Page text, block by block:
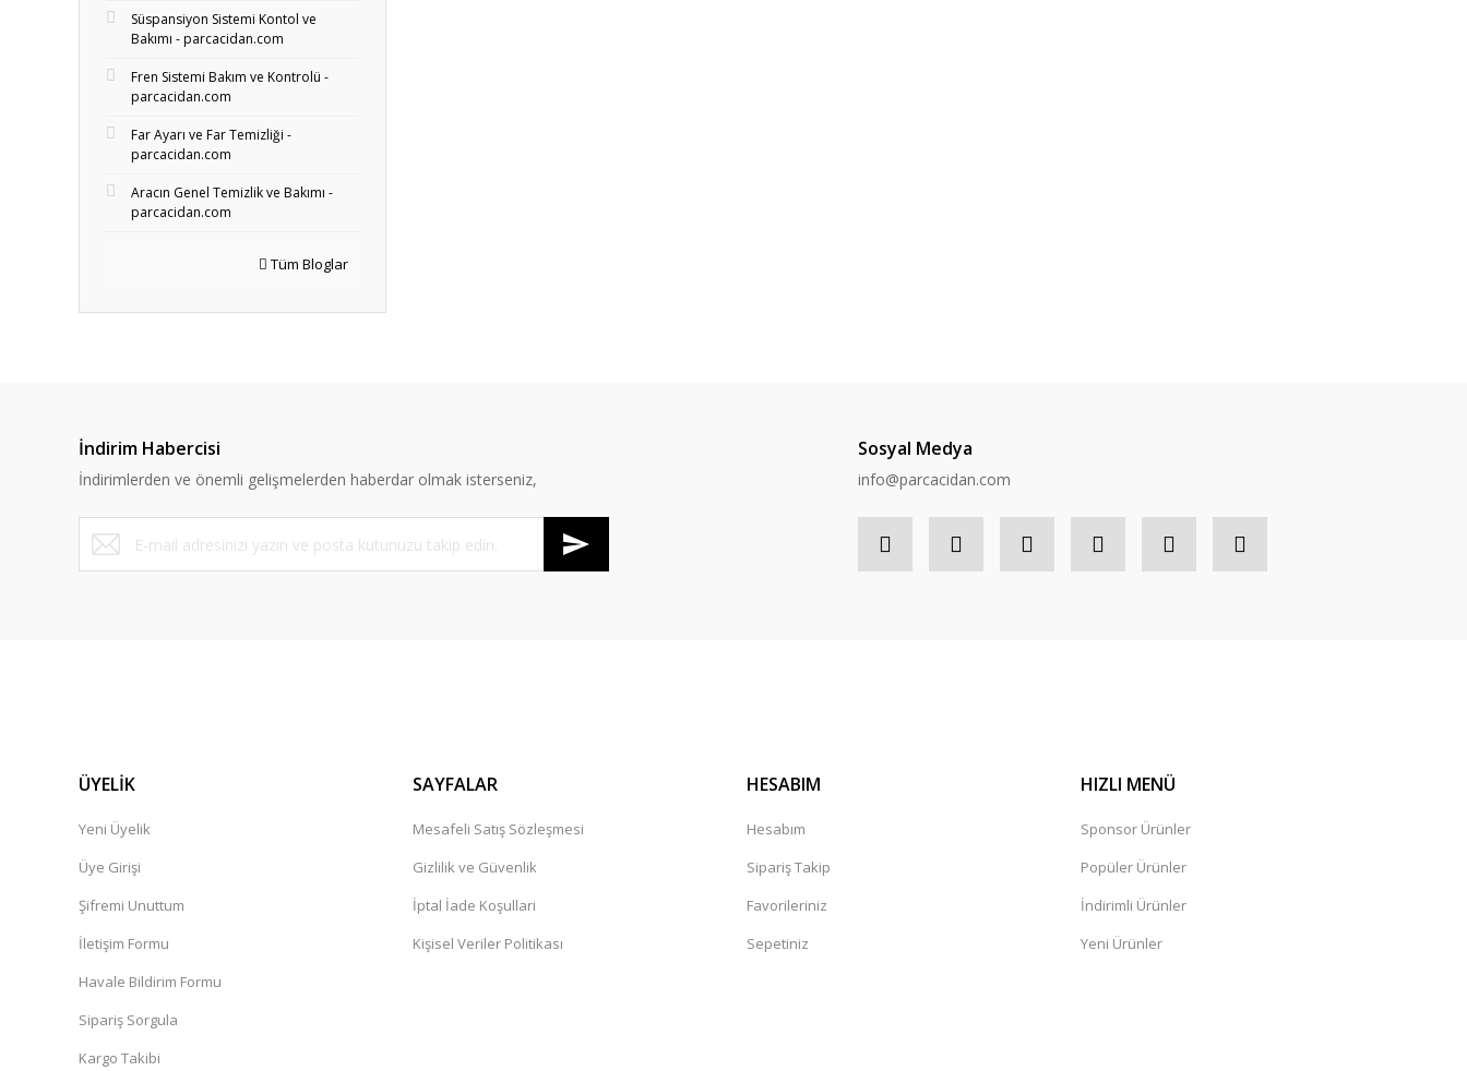
Süspansiyon Sistemi Kontol ve
Bakımı - parcacidan.com
Fren Sistemi Bakım ve Kontrolü -
parcacidan.com
Far Ayarı ve Far Temizliği -
parcacidan.com
Aracın Genel Temizlik ve Bakımı -
parcacidan.com
Tüm Bloglar
İndirim Habercisi
İndirimlerden ve önemli gelişmelerden haberdar olmak isterseniz,
Sosyal Medya
info@parcacidan.com
ÜYELİK
Yeni Üyelik
Üye Girişi
Şifremi Unuttum
İletişim Formu
Havale Bildirim Formu
Sipariş Sorgula
Kargo Takibi
SAYFALAR
Mesafeli Satış Sözleşmesi
Gizlilik ve Güvenlik
İptal İade Koşullari
Kişisel Veriler Politikası
HESABIM
Hesabım
Sipariş Takip
Favorileriniz
Sepetiniz
HIZLI MENÜ
Sponsor Ürünler
Popüler Ürünler
İndirimli Ürünler
Yeni Ürünler